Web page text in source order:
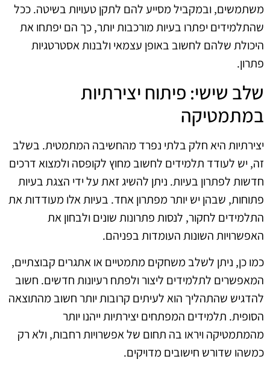
משתמשים, ובמקביל מסייע להם לתקן טעויות בשיטה. ככל
שהתלמידים יפתרו בעיות מורכבות יותר, כך הם יפתחו את
היכולת שלהם לחשוב באופן עצמאי ולבנות אסטרטגיות
פתרון.
שלב שישי: פיתוח יצירתיות
במתמטיקה
יצירתיות היא חלק בלתי נפרד מהחשיבה המתמטית. בשלב
זה, יש לעודד תלמידים לחשוב מחוץ לקופסה ולמצוא דרכים
חדשות לפתרון בעיות. ניתן להשיג זאת על ידי הצגת בעיות
פתוחות, שבהן יש יותר מפתרון אחד. בעיות אלו מעודדות את
התלמידים לחקור, לנסות פתרונות שונים ולבחון את
האפשרויות השונות העומדות בפניהם.
כמו כן, ניתן לשלב משחקים מתמטיים או אתגרים קבוצתיים,
המאפשרים לתלמידים ליצור ולפתח רעיונות חדשים. חשוב
להדגיש שהתהליך הוא לעיתים קרובות יותר חשוב מהתוצאה
הסופית. תלמידים המפתחים יצירתיות ייהנו יותר
מהמתמטיקה ויראו בה תחום של אפשרויות רחבות, ולא רק
כמשהו שדורש חישובים מדויקים.